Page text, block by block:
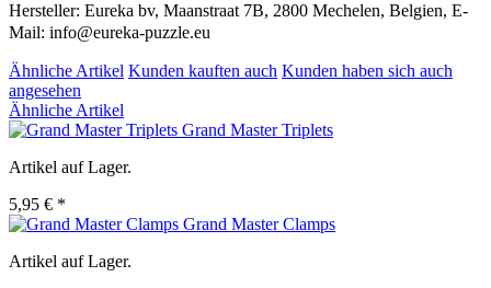
Hersteller: Eureka bv, Maanstraat 7B, 2800 Mechelen, Belgien, E-
Mail: info@eureka-puzzle.eu
Ähnliche Artikel Kunden kauften auch Kunden haben sich auch
angesehen
Ähnliche Artikel
Grand Master Triplets
Artikel auf Lager.
5,95 € *
Grand Master Clamps
Artikel auf Lager.